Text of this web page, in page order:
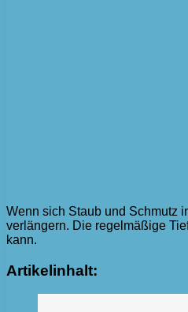
Wenn sich Staub und Schmutz
verlängern. Die regelmäßige
kann.
Artikelinhalt: